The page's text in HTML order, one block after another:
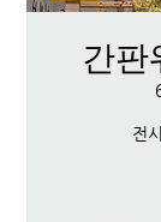
간판
전